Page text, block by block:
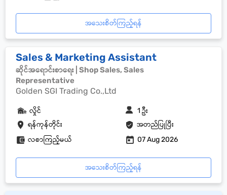
အသေးစိတ်ကြည့်ရန်
Sales & Marketing Assistant
ဆိုင်အရောင်းစာရေး | Shop Sales, Sales
Representative
Golden SGI Trading Co.,Ltd
ရန်ကုန်တိုင်း အတည်ပြုပြီး
လှိုင် 1 ဦး
လစာကြည့်မယ် 07 Aug 2026
အသေးစိတ်ကြည့်ရန်